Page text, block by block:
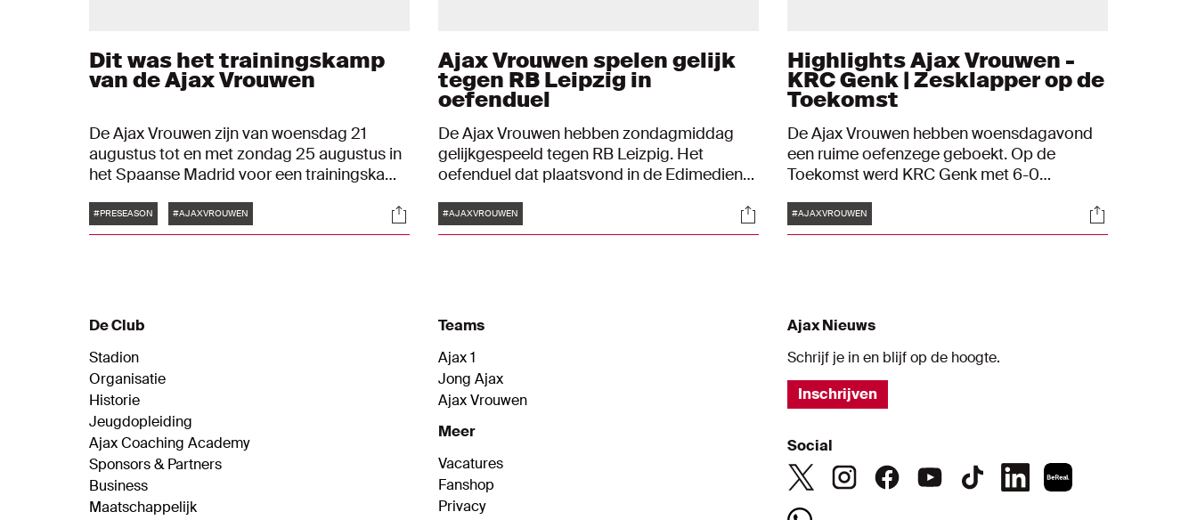
Dit was het trainingskamp
van de Ajax Vrouwen
De Ajax Vrouwen zijn van woensdag 21
augustus tot en met zondag 25 augustus in
het Spaanse Madrid voor een trainingskamp
Blijf hier op de hoogte van alle
ontwikkelingen.
Tags
#PRESEASON #AJAXVROUWEN Socials
Ajax Vrouwen spelen gelijk
tegen RB Leipzig in
oefenduel
De Ajax Vrouwen hebben zondagmiddag
gelijkgespeeld tegen RB Leizpig. Het
oefenduel dat plaatsvond in de Edimedien
Voor Ajax scoorde Lotte Keukelaar.
Tags
#AJAXVROUWEN Socials
Highlights Ajax Vrouwen -
KRC Genk | Zesklapper op de
Toekomst
De Ajax Vrouwen hebben woensdagavond
een ruime oefenzege geboekt. Op de
Toekomst werd KRC Genk met 6-0
Tags
#AJAXVROUWEN Socials
De Club
Stadion
Organisatie
Historie
Jeugdopleiding
Ajax Coaching Academy
Sponsors & Partners
Business
Maatschappelijk
Teams
Ajax 1
Jong Ajax
Ajax Vrouwen
Meer
Vacatures
Fanshop
Privacy
Ajax Nieuws
Schrijf je in en blijf op de hoogte.
Inschrijven
Social